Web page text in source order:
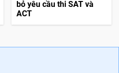
bỏ yêu cầu thi SAT và
ACT